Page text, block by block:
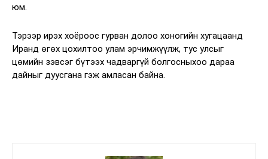
юм.
Тэрээр ирэх хоёроос гурван долоо хоногийн хугацаанд
Иранд өгөх цохилтоо улам эрчимжүүлж, тус улсыг
цөмийн зэвсэг бүтээх чадваргүй болгосныхоо дараа
дайныг дуусгана гэж амласан байна.